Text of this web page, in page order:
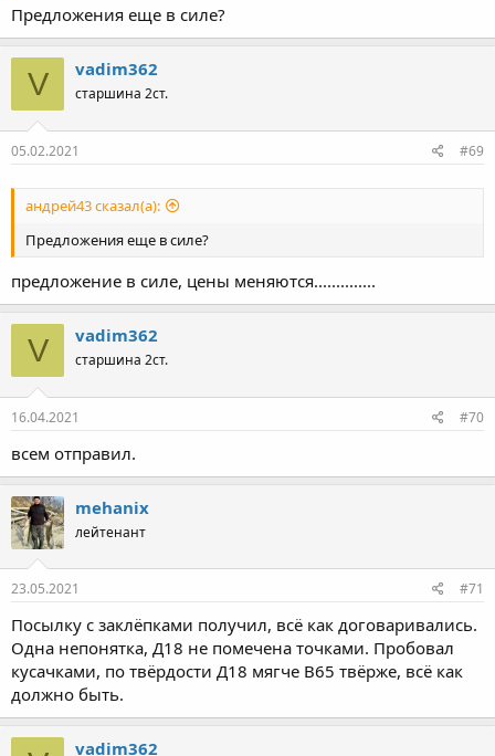
Предложения еще в силе?
V vadim362
старшина 2ст.
05.02.2021 #69
андрей43 сказал(а):
Предложения еще в силе?
предложение в силе, цены меняются..............
V vadim362
старшина 2ст.
16.04.2021 #70
всем отправил.
mehanix
лейтенант
23.05.2021 #71
Посылку с заклёпками получил, всё как договаривались.
Одна непонятка, Д18 не помечена точками. Пробовал
кусачками, по твёрдости Д18 мягче В65 твёрже, всё как
должно быть.
vadim362